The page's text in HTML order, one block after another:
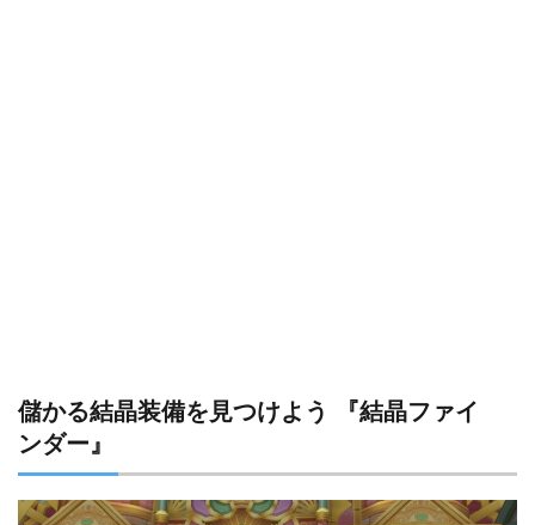
儲かる結晶装備を見つけよう 『結晶ファイ
ンダー』